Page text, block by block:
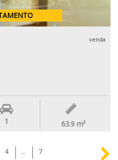
venda
1 63.9 m²
4 ... 7